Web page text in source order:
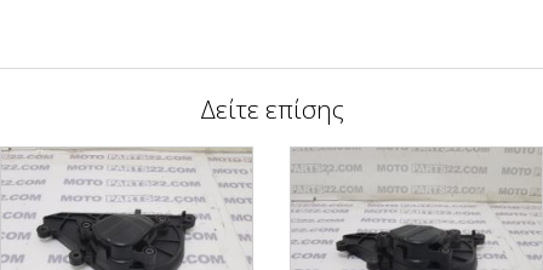
Δείτε επίσης